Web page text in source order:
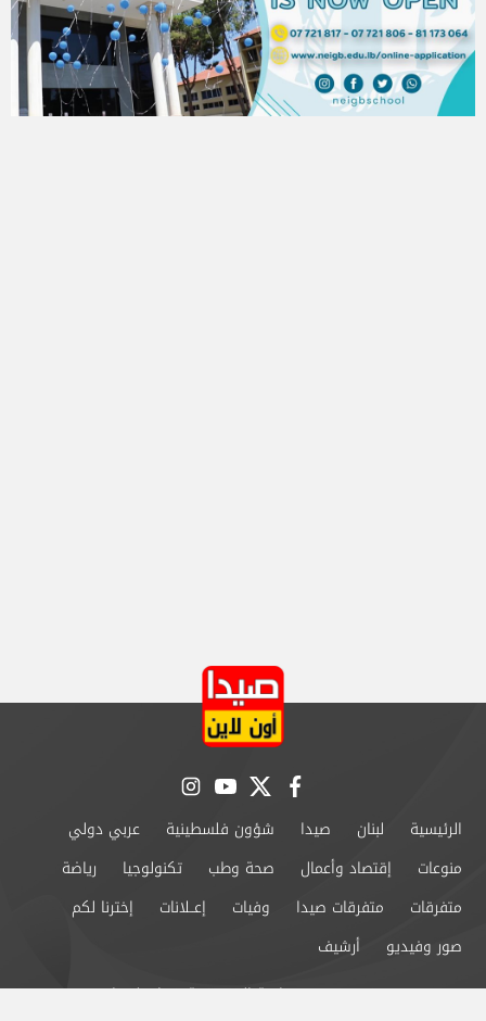
facebook
twitter
youtube
instagram
الرئيسية لبنان صيدا شؤون فلسطينية
عربي دولي
منوعات
إقتصاد وأعمال صحة وطب تكنولوجيا
رياضة
متفرقات
متفرقات صيدا وفيات إعــلانات
إخترنا لكم
صور وفيديو
أرشيف
من نحن
سياسة الخصوصية اتصل بنا